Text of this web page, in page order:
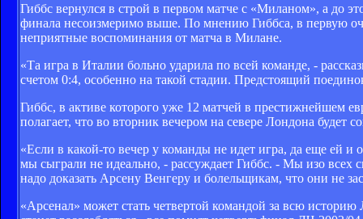
Гиббс вернулся в строй в первом матче с «Миланом», а до
финала несоизмеримо выше. По мнению Гиббса, в первую
неприятные воспоминания от матча в Милане.
«Та игра в Италии больно ударила по всей команде, -
счетом 0:4, особенно на такой стадии. Предстоящий
Гиббс, в активе которого уже 12 матчей в престижнейшем
полагает, что во вторник вечером на севере Лондона будет
«Если в какой-то вечер у команды не идет игра, да еще ей и
мы сыграли не идеально, - рассуждает Гиббс. - Мы изо всех
надо доказать Арсену Венгеру и болельщикам, что они не
«Арсенал» может стать четвертой командой за всю